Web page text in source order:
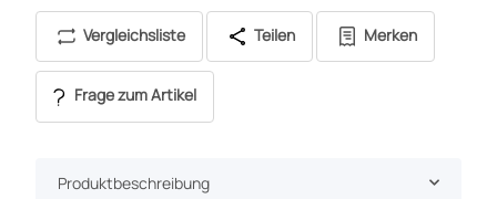
Vergleichsliste Teilen Merken
Frage zum Artikel
Produktbeschreibung